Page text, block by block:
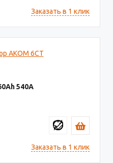
Заказать в 1 клик
540
Заказать в 1 клик